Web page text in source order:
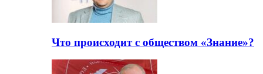
Что происходит с обществом «Знание»?